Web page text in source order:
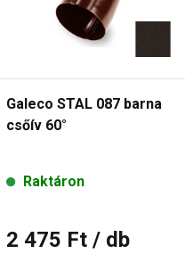
Galeco STAL 087 barna
csőív 60°
Raktáron
2 475 Ft / db